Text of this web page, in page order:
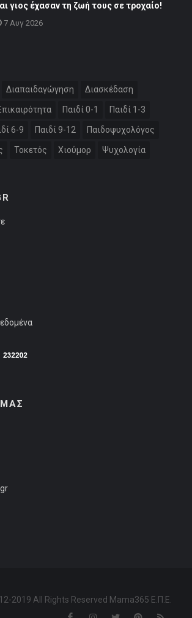
γιος έχασαν τη ζωή τους σε τροχαίο!
7 Αυγ 2026
Διαπαιδαγώγηση Διασκέδαση
Παιδί 0-1 Παιδί 1-3
6-9 Παιδί 9-12 Παιδοψυχολόγος
Τοκετός Χιούμορ Ψυχολογία
2019 All Rights Reserved Mama365 Ε.Π.Ε.